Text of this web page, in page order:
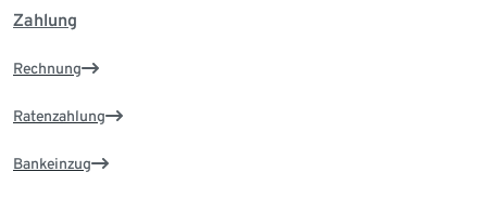
Zahlung
Rechnung
Ratenzahlung
Bankeinzug